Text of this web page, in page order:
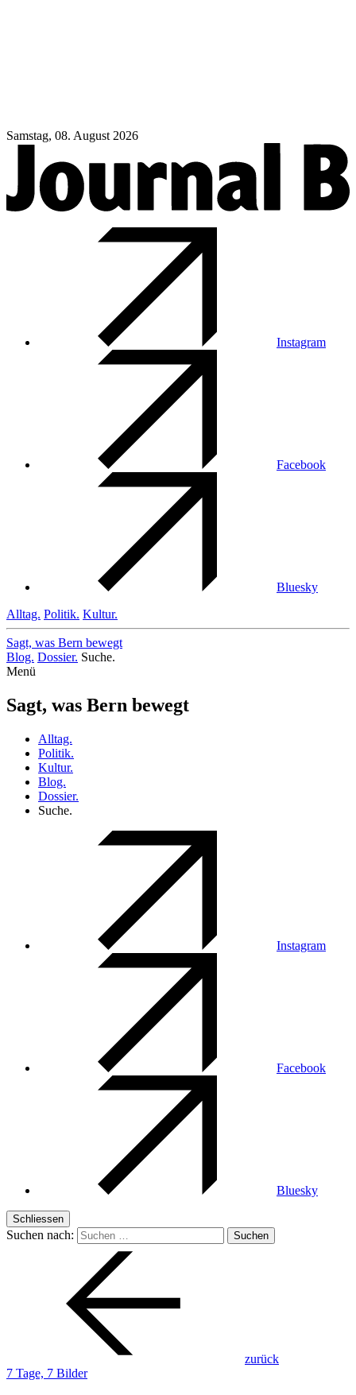
Samstag, 08. August 2026
Instagram
Facebook
Bluesky
Alltag. Politik. Kultur.
Sagt, was Bern bewegt
Blog. Dossier. Suche.
Menü
Sagt, was Bern bewegt
Alltag.
Politik.
Kultur.
Blog.
Dossier.
Suche.
Instagram
Facebook
Bluesky
Schliessen
Suchen nach:
zurück
7 Tage, 7 Bilder